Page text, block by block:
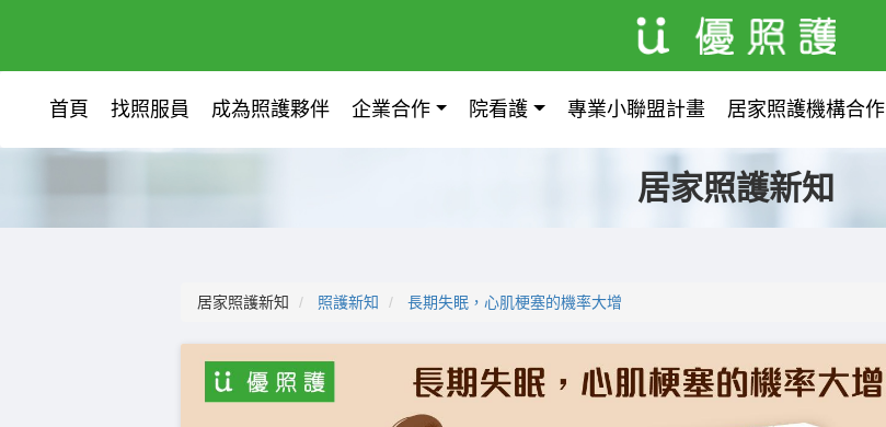
首頁 找照服員 成為照護夥伴 企業合作 院看護 專業小聯盟計畫 居家照護機構合作
居家照護新知
居家照護新知 照護新知 長期失眠，心肌梗塞的機率大增